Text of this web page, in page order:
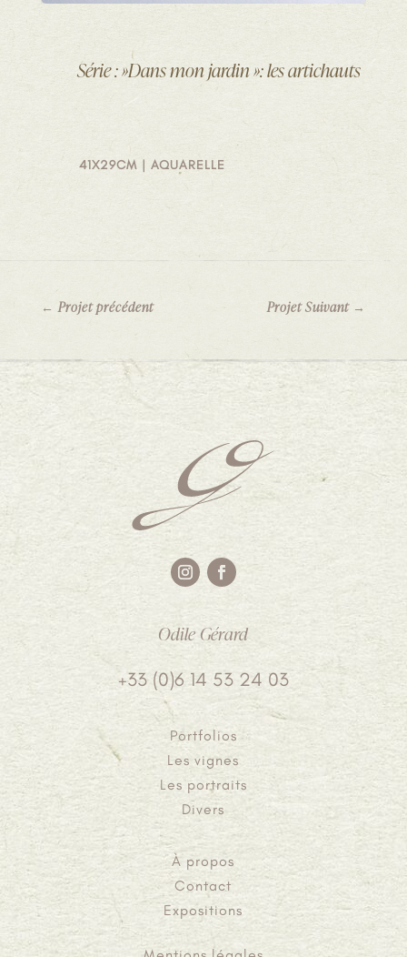
Série : »Dans mon jardin »: les artichauts
41X29CM | AQUARELLE
←Projet précédent Projet Suivant→
Odile Gérard
+33 (0)6 14 53 24 03
Portfolios
Les vignes
Les portraits
Divers
À propos
Contact
Expositions